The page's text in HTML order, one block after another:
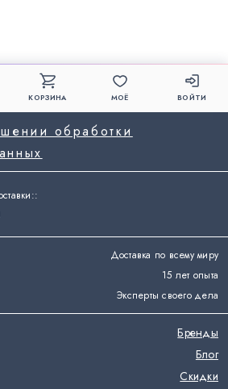
КОРЗИНА МОЁ ВОЙТИ
Доставка по всему миру
15 лет опыта
Эксперты своего дела
обработки
Бренды
Блог
Скидки
: